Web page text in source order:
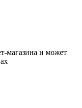
магазина и может